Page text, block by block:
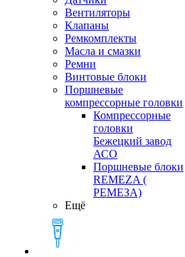
Вентиляторы
Клапаны
Ремкомплекты
Масла и смазки
Ремни
Винтовые блоки
Поршневые
компрессорные головки
Компрессорные
головки
Бежецкий завод
АСО
Поршневые блоки
REMEZA (
РЕМЕЗА)
Ещё